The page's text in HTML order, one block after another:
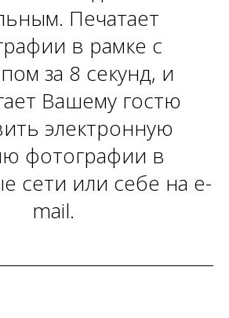
Печатает
в рамке с
за 8 секунд, и
Вашему гостю
электронную
фотографии в
сети или себе на e-
mail.